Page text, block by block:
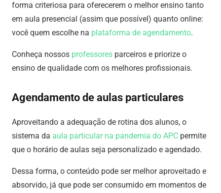
forma criteriosa para oferecerem o melhor ensino tanto
em aula presencial (assim que possível) quanto online:
você quem escolhe na plataforma de agendamento.
Conheça nossos professores parceiros e priorize o
ensino de qualidade com os melhores profissionais.
Agendamento de aulas particulares
Aproveitando a adequação de rotina dos alunos, o
sistema da aula particular na pandemia do APC permite
que o horário de aulas seja personalizado e agendado.
Dessa forma, o conteúdo pode ser melhor aproveitado e
absorvido, já que pode ser consumido em momentos de